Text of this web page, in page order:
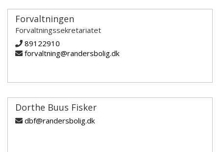
Forvaltningen
Forvaltningssekretariatet
89122910
forvaltning@randersbolig.dk
Dorthe Buus Fisker
dbf@randersbolig.dk